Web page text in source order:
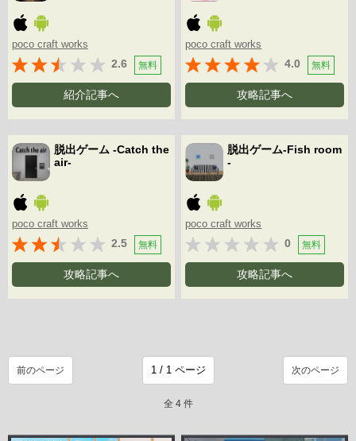
poco craft works
2.6 無料
紹介記事へ
poco craft works
4.0 無料
攻略記事へ
脱出ゲーム -Catch the
air-
poco craft works
2.5 無料
攻略記事へ
脱出ゲーム-Fish room
-
poco craft works
0 無料
攻略記事へ
前のページ 次のページ
全 4 件